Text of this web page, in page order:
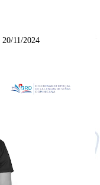
20/11/2024